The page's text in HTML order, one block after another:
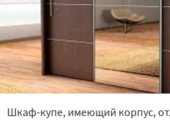
Шкаф-купе, имеющий корпус,